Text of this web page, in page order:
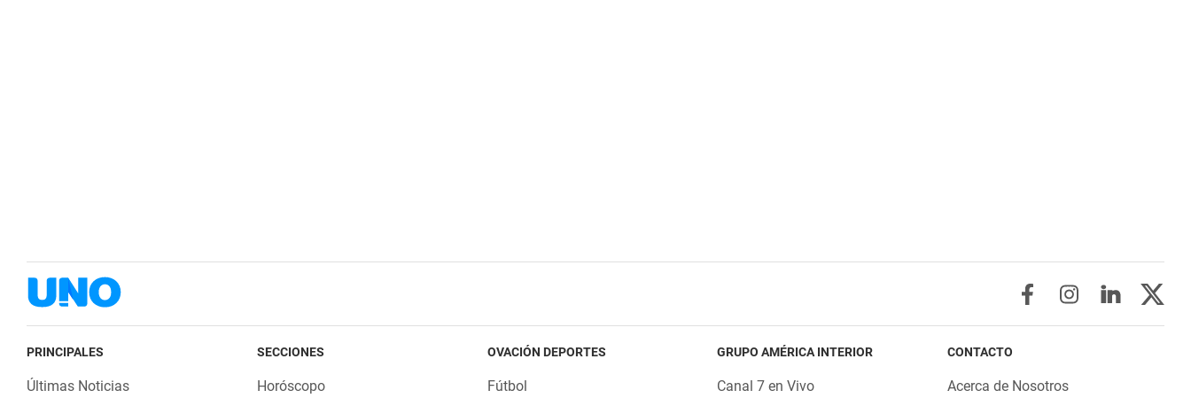
PRINCIPALES
Últimas Noticias
SECCIONES
Horóscopo
OVACIÓN DEPORTES
Fútbol
GRUPO AMÉRICA INTERIOR
Canal 7 en Vivo
CONTACTO
Acerca de Nosotros